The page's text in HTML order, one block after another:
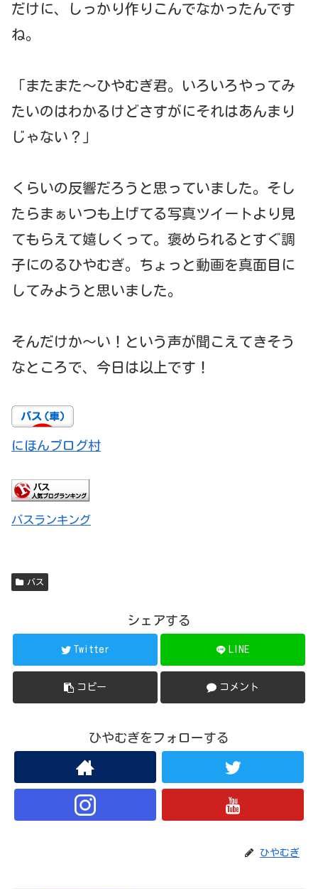
だけに、しっかり作りこんでなかったんです
ね。
「またまた～ひやむぎ君。いろいろやってみ
たいのはわかるけどさすがにそれはあんまり
じゃない？」
くらいの反響だろうと思っていました。そし
たらまぁいつも上げてる写真ツイートより見
てもらえて嬉しくって。褒められるとすぐ調
子にのるひやむぎ。ちょっと動画を真面目に
してみようと思いました。
そんだけか～い！という声が聞こえてきそう
なところで、今日は以上です！
にほんブログ村
バスランキング
バス
シェアする
Twitter LINE
コピー コメント
ひやむぎをフォローする
ひやむぎ